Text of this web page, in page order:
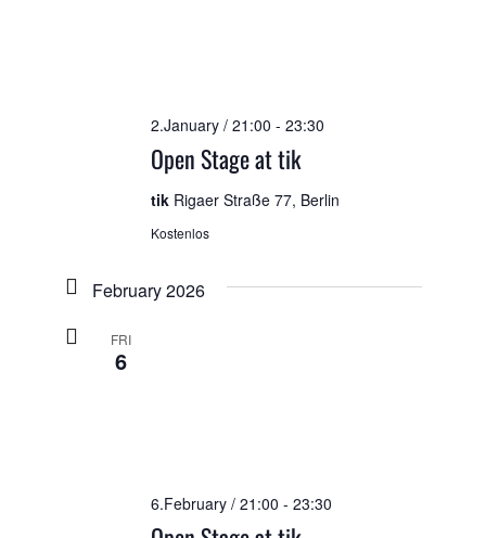
Open Stage at tik
2.January / 21:00 - 23:30
tik Rigaer Straße 77, Berlin
Kostenlos
February 2026
FRI
6
6.February / 21:00 - 23:30